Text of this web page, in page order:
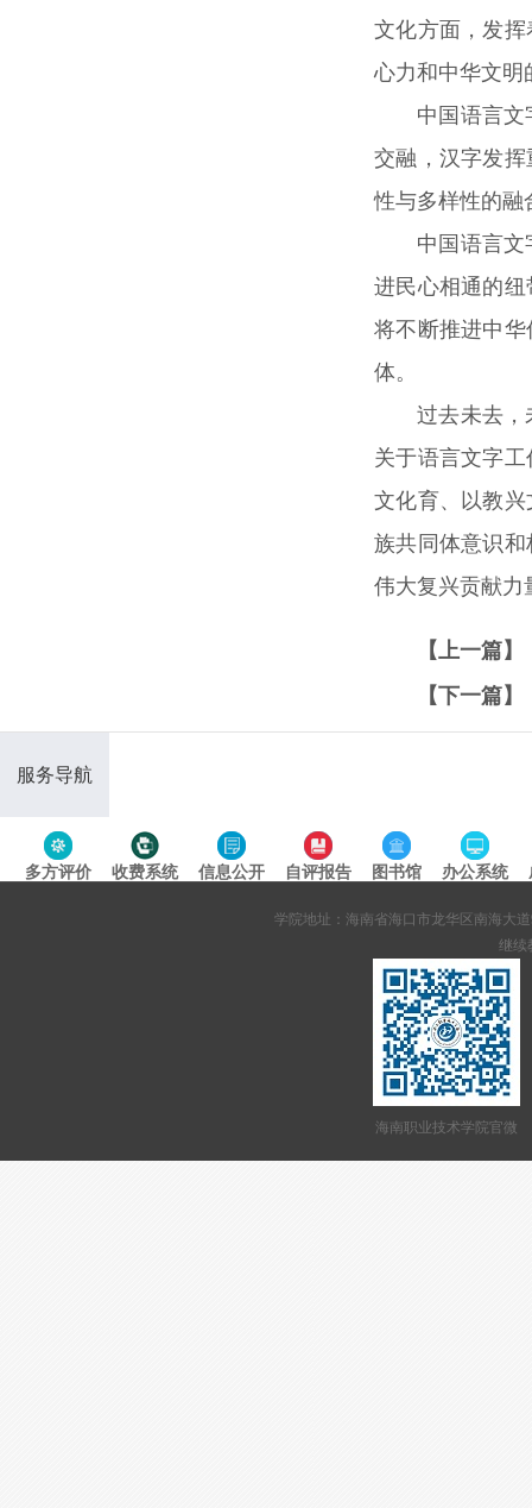
文化方面，发
心力和中华文明
中国语言
交融，汉字发
性与多样性的融
中国语言
进民心相通的
将不断推进中
体。
过去未去，
关于语言文字
文化育、以教
族共同体意识
伟大复兴贡献力
【上一篇】
【下一篇】
服务导航
多方评价 收费系统 信息公开 自评报告 图书馆 办公系统
学院地址：海南省海口市龙华区南海大道
继续
海南职业技术学院官微